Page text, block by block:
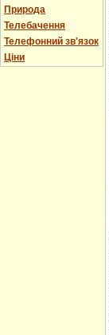
Природа
Телебачення
Телефонний зв'язок
Ціни